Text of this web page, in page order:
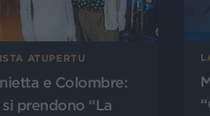
ATUPERTU
e Colombre:
prendono “La